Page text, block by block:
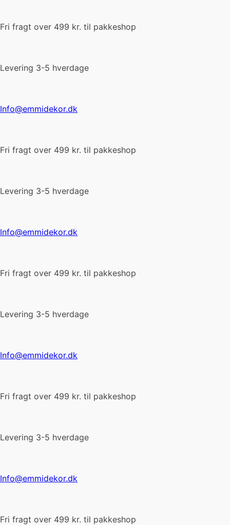
Fri fragt over 499 kr. til pakkeshop
Levering 3-5 hverdage
Info@emmidekor.dk
Fri fragt over 499 kr. til pakkeshop
Levering 3-5 hverdage
Info@emmidekor.dk
Fri fragt over 499 kr. til pakkeshop
Levering 3-5 hverdage
Info@emmidekor.dk
Fri fragt over 499 kr. til pakkeshop
Levering 3-5 hverdage
Info@emmidekor.dk
Fri fragt over 499 kr. til pakkeshop